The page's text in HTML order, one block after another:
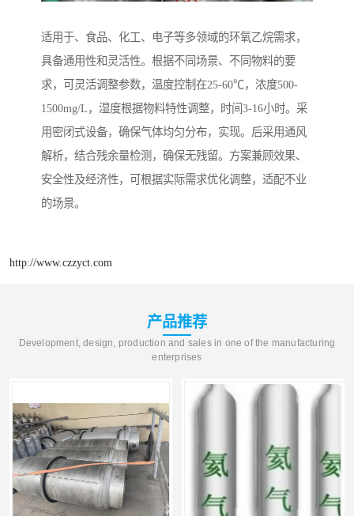
适用于、食品、化工、电子等多领域的环氧乙烷需求，
具备通用性和灵活性。根据不同场景、不同物料的要
求，可灵活调整参数，温度控制在25-60℃，浓度500-
1500mg/L，湿度根据物料特性调整，时间3-16小时。采
用密闭式设备，确保气体均匀分布，实现。后采用通风
解析，结合残余量检测，确保无残留。方案兼顾效果、
安全性及经济性，可根据实际需求优化调整，适配不业
的场景。
http://www.czzyct.com
产品推荐
Development, design, production and sales in one of the manufacturing
enterprises